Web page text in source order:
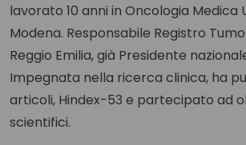
lavorato 10 anni in Oncologia Medica
Modena. Responsabile Registro
Reggio Emilia, già Presidente
Impegnata nella ricerca clinica, ha
articoli, Hindex-53 e partecipato ad
scientifici.